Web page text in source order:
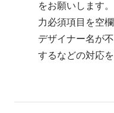
をお願いします
力必須項目を空
デザイナー名が
するなどの対応